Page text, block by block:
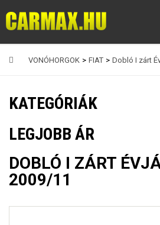
VONÓHORGOK > FIAT > Dobló I zárt
KATEGÓRIÁK
LEGJOBB ÁR
DOBLÓ I ZÁRT
2009/11